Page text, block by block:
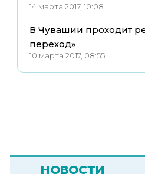
14 марта 2017, 10:08
В Чувашии проходит
переход»
10 марта 2017, 08:55
НОВОСТИ